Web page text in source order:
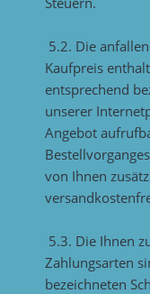
5.2. Die
Kaufpreis
entsprechend
unserer
Angebot
von Ihnen
5.3. Die Ihnen
Zahlungsarten
bezeichneten